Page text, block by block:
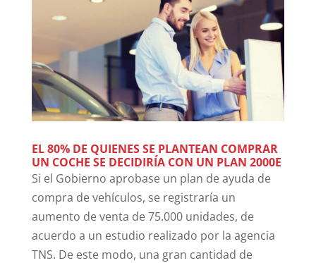
EL 80% DE QUIENES SE PLANTEAN COMPRAR
UN COCHE SE DECIDIRÍA CON UN PLAN 2000E
Si el Gobierno aprobase un plan de ayuda de
compra de vehículos, se registraría un
aumento de venta de 75.000 unidades, de
acuerdo a un estudio realizado por la agencia
TNS. De este modo, una gran cantidad de